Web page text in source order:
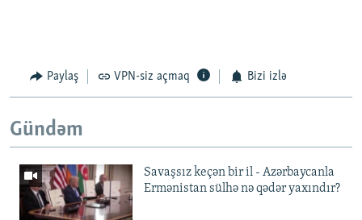
Paylaş VPN-siz açmaq Bizi izlə
Gündəm
Savaşsız keçən bir il - Azərbaycanla
Ermənistan sülhə nə qədər yaxındır?